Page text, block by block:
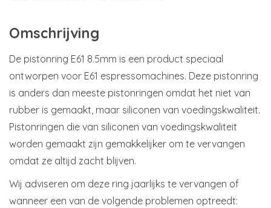
Omschrijving
De pistonring E61 8.5mm is een product speciaal
ontworpen voor E61 espressomachines. Deze pistonring
is anders dan meeste pistonringen omdat het niet van
rubber is gemaakt, maar siliconen van voedingskwaliteit.
Pistonringen die van siliconen van voedingskwaliteit
worden gemaakt zijn gemakkelijker om te vervangen
omdat ze altijd zacht blijven.
Wij adviseren om deze ring jaarlijks te vervangen of
wanneer een van de volgende problemen optreedt: